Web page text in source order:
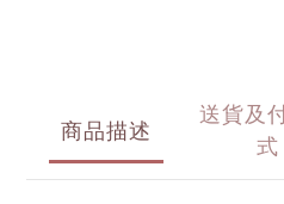
商品描述
送貨及
式